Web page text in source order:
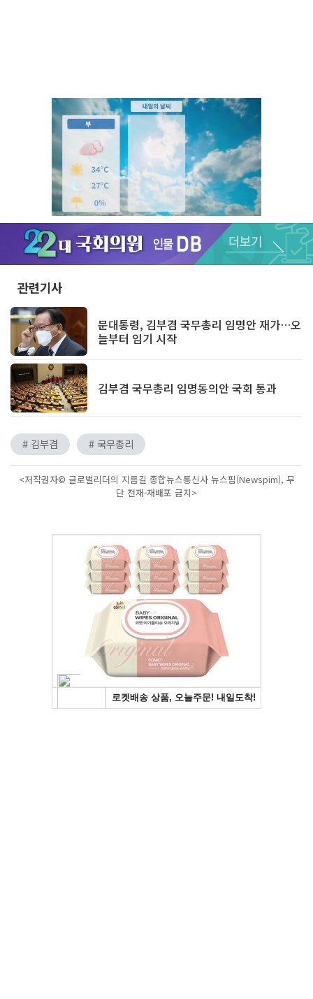
Unmute
관련기사
문대통령, 김부겸 국무총리 임명안 재가…오
늘부터 임기 시작
김부겸 국무총리 임명동의안 국회 통과
# 김부겸 # 국무총리
<저작권자© 글로벌리더의 지름길 종합뉴스통신사 뉴스핌(Newspim), 무
단 전재-재배포 금지>